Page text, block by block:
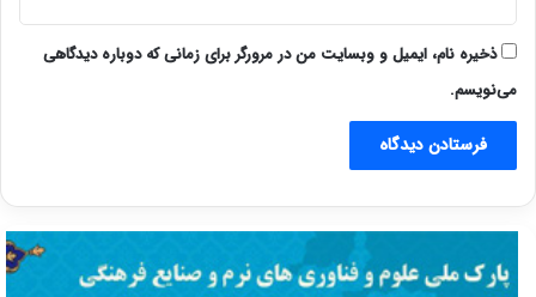
ذخیره نام، ایمیل و وبسایت من در مرورگر برای زمانی که دوباره دیدگاهی
می‌نویسم.